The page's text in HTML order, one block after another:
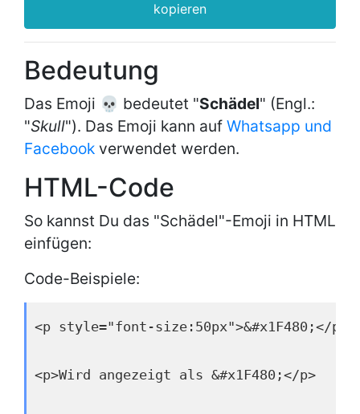
kopieren
Bedeutung
Das Emoji 💀 bedeutet "Schädel" (Engl.:
"Skull"). Das Emoji kann auf Whatsapp und
Facebook verwendet werden.
HTML-Code
So kannst Du das "Schädel"-Emoji in HTML
einfügen:
Code-Beispiele:
<p style="font-size:50px">&#x1F480;</p>
<p>Wird angezeigt als &#x1F480;</p>